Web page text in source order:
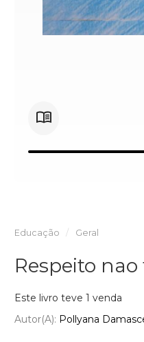
Educação Geral
Respeito
Este livro teve 1 venda
Autor(a): Pollyana